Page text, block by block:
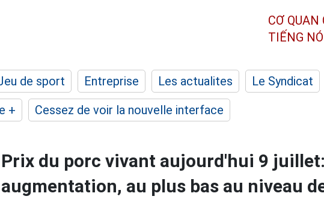
CƠ
TIẾNG
de sport Entreprise Les actualites Le Syndicat
+ Cessez de voir la nouvelle interface
Prix du porc vivant aujourd'hui 9
augmentation, au plus bas au niveau